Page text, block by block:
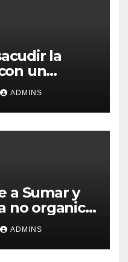
la
un
trabajar
ADMINS
a Sumar y
no organice
con
nacional»
ADMINS